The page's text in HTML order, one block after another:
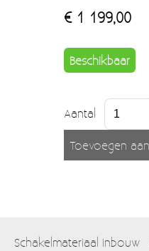
€ 1 199,00
Beschikbaar
Aantal
Schakelmateriaal inbouw